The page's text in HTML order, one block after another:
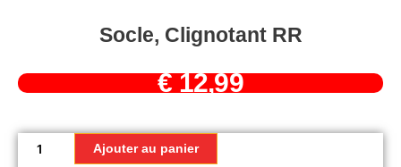
Socle, Clignotant RR
€12,99
quantité
Ajouter au panier